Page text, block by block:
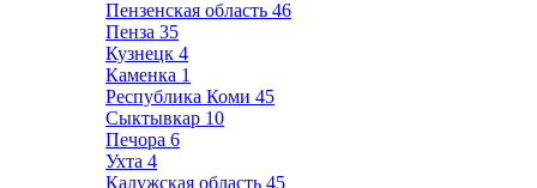
Пензенская область 46
Пенза 35
Кузнецк 4
Каменка 1
Республика Коми 45
Сыктывкар 10
Печора 6
Ухта 4
Калужская область 45